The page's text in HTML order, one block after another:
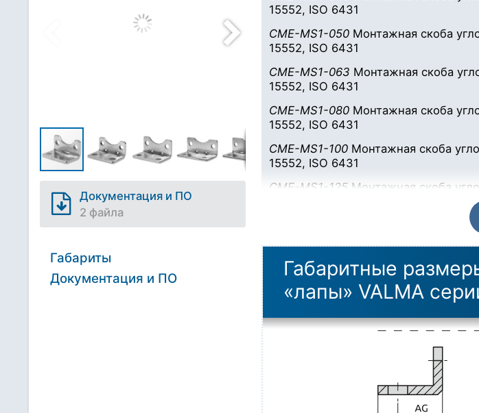
Документация и ПО
2 файла
Габариты
Документация и ПО
15552, ISO 6431
CME-MS1-050 Монтажная скоба
15552, ISO 6431
CME-MS1-063 Монтажная скоба
15552, ISO 6431
CME-MS1-080 Монтажная скоба
15552, ISO 6431
CME-MS1-100 Монтажная скоба
15552, ISO 6431
CME-MS1-125 Монтажная скоба
Габаритные
«лапы» VALMA